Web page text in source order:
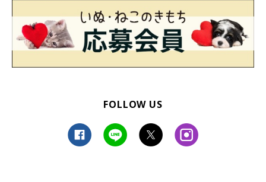
FOLLOW US